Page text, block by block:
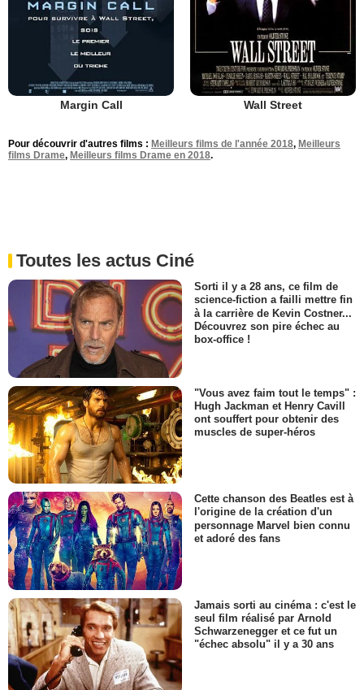
Margin Call Wall Street
Pour découvrir d'autres films : Meilleurs films de l'année 2018, Meilleurs
films Drame, Meilleurs films Drame en 2018.
Toutes les actus Ciné
Sorti il y a 28 ans, ce film de
science-fiction a failli mettre fin
à la carrière de Kevin Costner...
Découvrez son pire échec au
box-office !
"Vous avez faim tout le temps" :
Hugh Jackman et Henry Cavill
ont souffert pour obtenir des
muscles de super-héros
Cette chanson des Beatles est à
l'origine de la création d'un
personnage Marvel bien connu
et adoré des fans
Jamais sorti au cinéma : c'est le
seul film réalisé par Arnold
Schwarzenegger et ce fut un
"échec absolu" il y a 30 ans